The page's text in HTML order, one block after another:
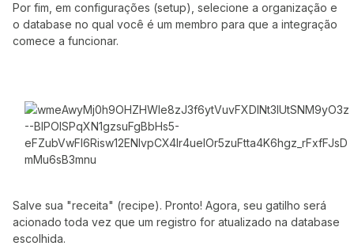
Por fim, em configurações (setup), selecione a organização e
o database no qual você é um membro para que a integração
comece a funcionar.
Salve sua "receita" (recipe). Pronto! Agora, seu gatilho será
acionado toda vez que um registro for atualizado na database
escolhida.